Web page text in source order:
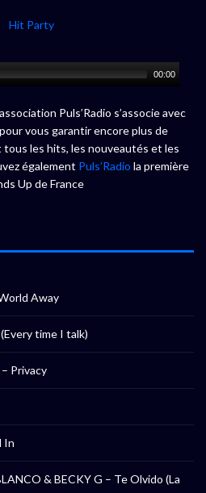
00:00
Puls’Radio s’associe avec
vous garantir encore plus de
tous les hits, les nouveautés et les
également Puls’Radio la première
Up de France
Away
time I talk)
Privacy
In
& BECKY G – Te Olvido (La